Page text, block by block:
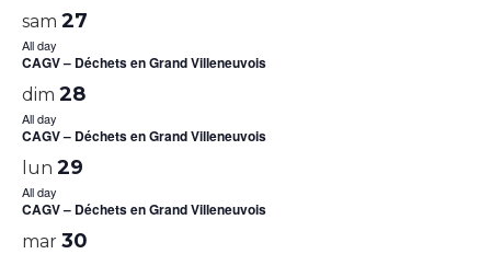
sam 27
All day
CAGV – Déchets en Grand Villeneuvois
dim 28
All day
CAGV – Déchets en Grand Villeneuvois
lun 29
All day
CAGV – Déchets en Grand Villeneuvois
mar 30